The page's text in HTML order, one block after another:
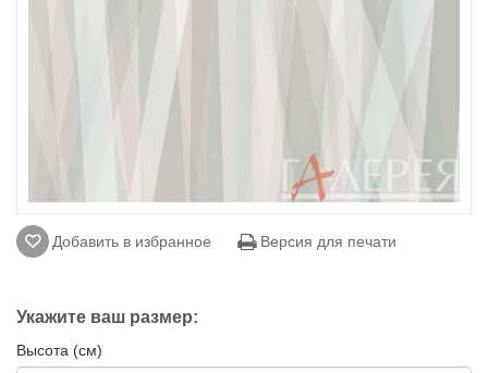
Добавить в избранное Версия для печати
Укажите ваш размер:
Высота (см)